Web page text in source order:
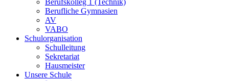
Berufskolleg 1 (Technik)
Berufliche Gymnasien
AV
VABO
Schulorganisation
Schulleitung
Sekretariat
Hausmeister
Unsere Schule